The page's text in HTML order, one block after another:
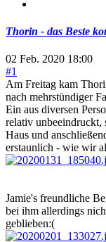
Thorin - das Beste
02 Feb. 2020 18:00
#1
Am Freitag kam
nach mehrstündiger
Ein aus diversen
relativ unbeeindruckt,
Haus und
erstaunlich - wie wir
Jamie's freundliche
bei ihm allerdings
geblieben:(